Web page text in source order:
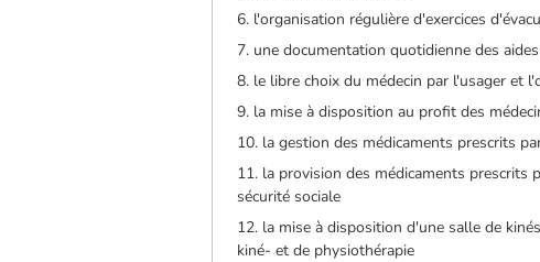
6. l'organisation régulière d'exercices
7. une documentation quotidienne des
8. le libre choix du médecin par l'usager et
9. la mise à disposition au profit des
10. la gestion des médicaments prescrits
11. la provision des médicaments prescrits
sécurité sociale
12. la mise à disposition d'une salle de
kiné- et de physiothérapie